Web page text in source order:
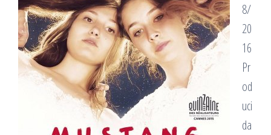
8/
20
16
Pr
od
uci
da